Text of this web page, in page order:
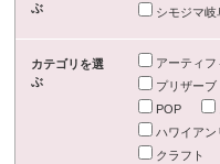
ぶ
シモジマ岐
カテゴリを選
ぶ
アーティフ
プリザーブ
POP
ハワイアン
クラフト